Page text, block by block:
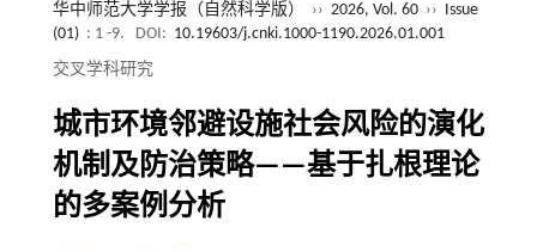
华中师范大学学报（自然科学版） ›› 2026, Vol. 60 ›› Issue
(01) : 1 -9. DOI: 10.19603/j.cnki.1000-1190.2026.01.001
交叉学科研究
城市环境邻避设施社会风险的演化
机制及防治策略——基于扎根理论
的多案例分析